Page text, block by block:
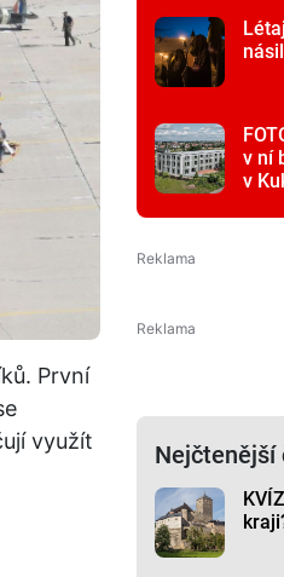
První
využít
v ní
v
Nejčtenější